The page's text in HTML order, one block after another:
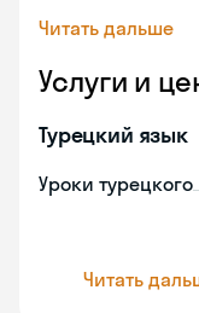
Читать дальше
Услуги и
Турецкий язык
Уроки турецкого
Читать